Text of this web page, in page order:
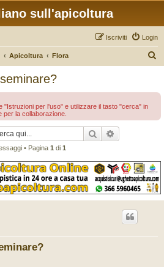
sull'apicoltura
Login
Iscriviti
Apicoltura Flora
"Istruzioni per l'uso" e utilizzare il tasto "cerca" in
per la collaborazione.
Cerca
• Pagina 1 di 1